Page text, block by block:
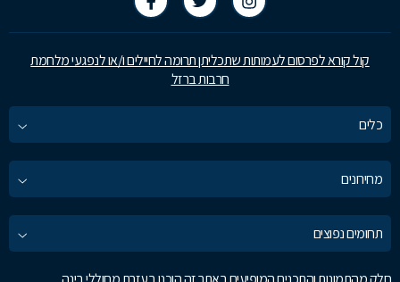
קול קורא לפרסום לעמותות שתכליתן תרומה לחיילים ו/או לנפגעי מלחמת
חרבות ברזל
כלים
מחירונים
תחומים נפוצים